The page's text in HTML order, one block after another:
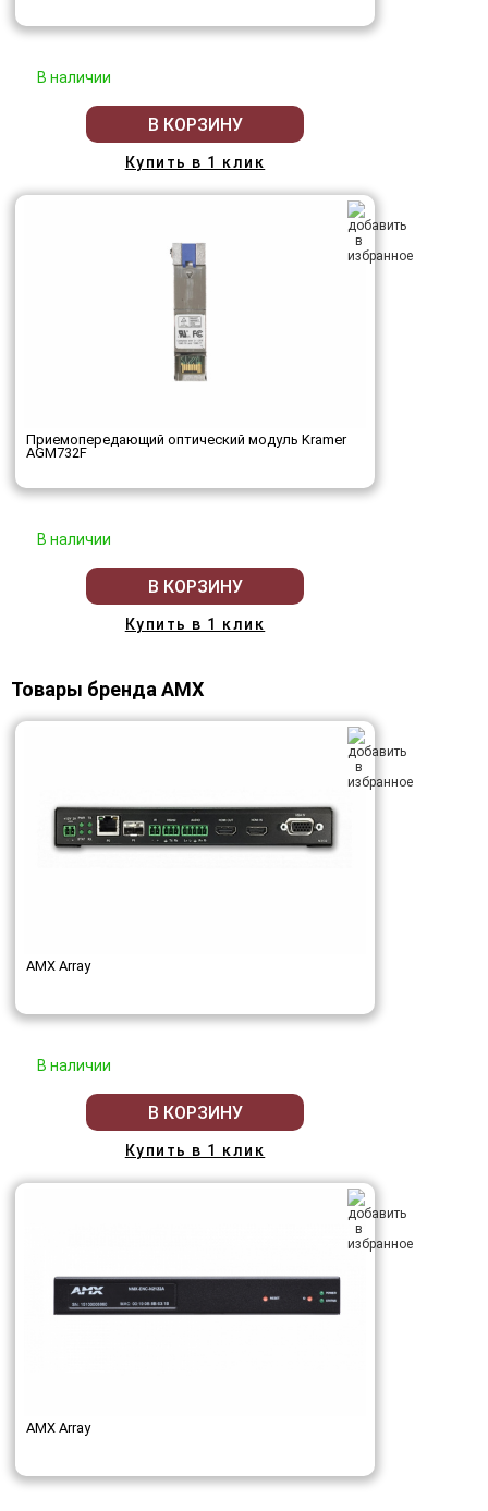
В наличии
В КОРЗИНУ
Купить в 1 клик
Приемопередающий оптический модуль Kramer
AGM732F
В наличии
В КОРЗИНУ
Купить в 1 клик
Товары бренда AMX
AMX Array
В наличии
В КОРЗИНУ
Купить в 1 клик
AMX Array